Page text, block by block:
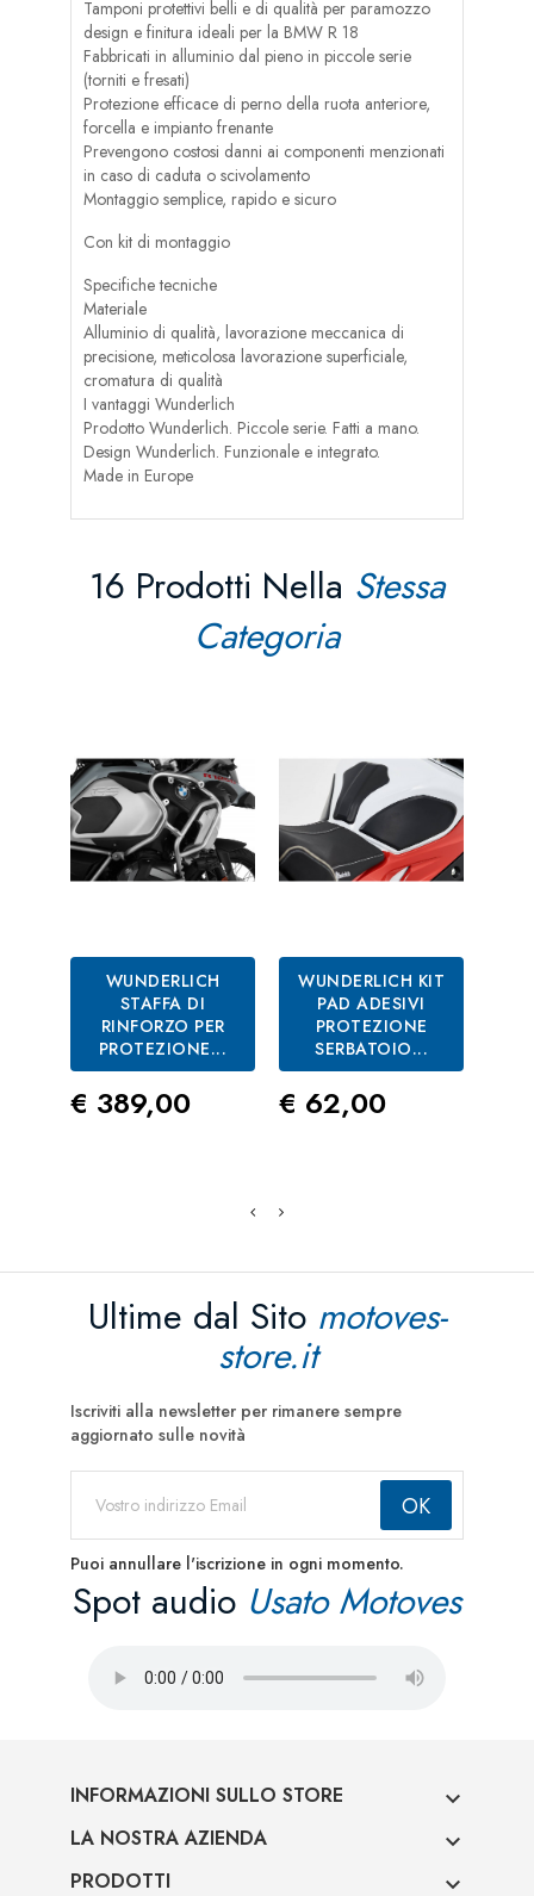
Tamponi protettivi belli e di qualità per paramozzo
design e finitura ideali per la BMW R 18
Fabbricati in alluminio dal pieno in piccole serie
(torniti e fresati)
Protezione efficace di perno della ruota anteriore,
forcella e impianto frenante
Prevengono costosi danni ai componenti menzionati
in caso di caduta o scivolamento
Montaggio semplice, rapido e sicuro
Con kit di montaggio
Specifiche tecniche
Materiale
Alluminio di qualità, lavorazione meccanica di
precisione, meticolosa lavorazione superficiale,
cromatura di qualità
I vantaggi Wunderlich
Prodotto Wunderlich. Piccole serie. Fatti a mano.
Design Wunderlich. Funzionale e integrato.
Made in Europe
16 Prodotti Nella Stessa
Categoria
WUNDERLICH
STAFFA DI
RINFORZO PER
PROTEZIONE...
Prezzo
€ 389,00
WUNDERLICH KIT
PAD ADESIVI
PROTEZIONE
SERBATOIO...
Prezzo
€ 62,00
Ultime dal Sito motoves-
store.it
Iscriviti alla newsletter per rimanere sempre
aggiornato sulle novità
Puoi annullare l'iscrizione in ogni momento.
Spot audio Usato Motoves
INFORMAZIONI SULLO STORE 
LA NOSTRA AZIENDA 
PRODOTTI 